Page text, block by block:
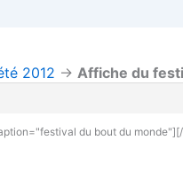
2012 → Affiche du
du bout du monde"]